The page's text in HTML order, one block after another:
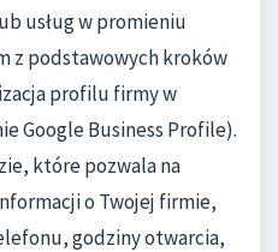
usług w promieniu
z podstawowych kroków
profilu firmy w
Google Business Profile).
które pozwala na
o Twojej firmie,
godziny otwarcia,